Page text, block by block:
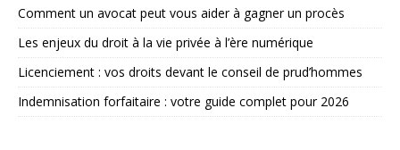
Comment un avocat peut vous aider à gagner un procès
Les enjeux du droit à la vie privée à l’ère numérique
Licenciement : vos droits devant le conseil de prud’hommes
Indemnisation forfaitaire : votre guide complet pour 2026